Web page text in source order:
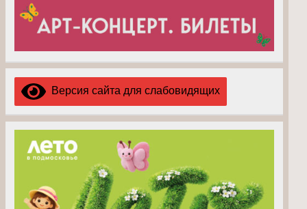
Версия сайта для слабовидящих